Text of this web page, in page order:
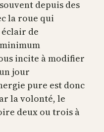
depuis des
la roue qui
éclair de
incite à modifier
jour
pure est donc
la volonté, le
deux ou trois à